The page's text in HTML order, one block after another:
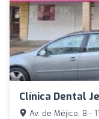
Clínica Dental
Av. de Méjico, 8 -